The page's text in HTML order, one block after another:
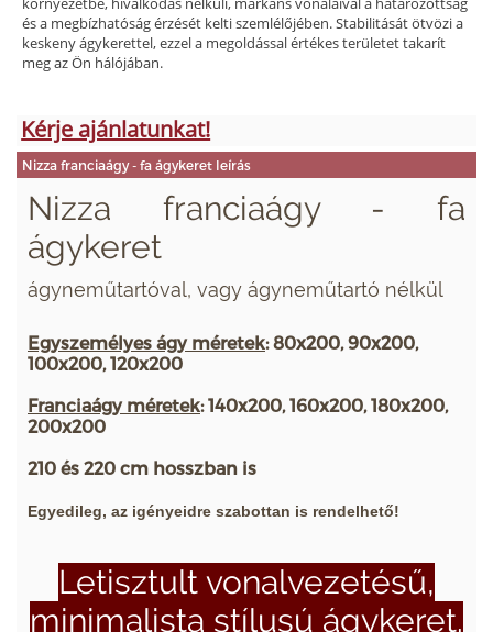
és a megbízhatóság érzését kelti szemlélőjében. Stabilitását ötvözi a
keskeny ágykerettel, ezzel a megoldással értékes területet takarít
meg az Ön hálójában.
Kérje ajánlatunkat!
Nizza franciaágy - fa ágykeret leírás
Nizza franciaágy - fa
ágykeret
ágyneműtartóval, vagy ágyneműtartó nélkül
Egyszemélyes ágy méretek: 80x200, 90x200,
100x200, 120x200
Franciaágy méretek: 140x200, 160x200, 180x200,
200x200
210 és 220 cm hosszban is
Egyedileg, az igényeidre szabottan is rendelhető!
Letisztult vonalvezetésű,
minimalista stílusú ágykeret.